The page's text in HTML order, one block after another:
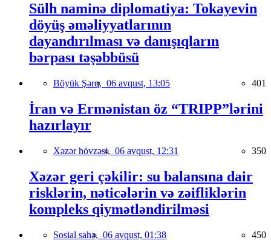
Sülh naminə diplomatiya: Tokayevin
döyüş əməliyyatlarının
dayandırılması və danışıqların
bərpası təşəbbüsü
Böyük Şərq, 06 avqust, 13:05 401
İran və Ermənistan öz “TRIPP”lərini
hazırlayır
Xəzər hövzəsi, 06 avqust, 12:31 350
Xəzər geri çəkilir: su balansına dair
risklərin, nəticələrin və zəifliklərin
kompleks qiymətləndirilməsi
Sosial sahə, 06 avqust, 01:38 450